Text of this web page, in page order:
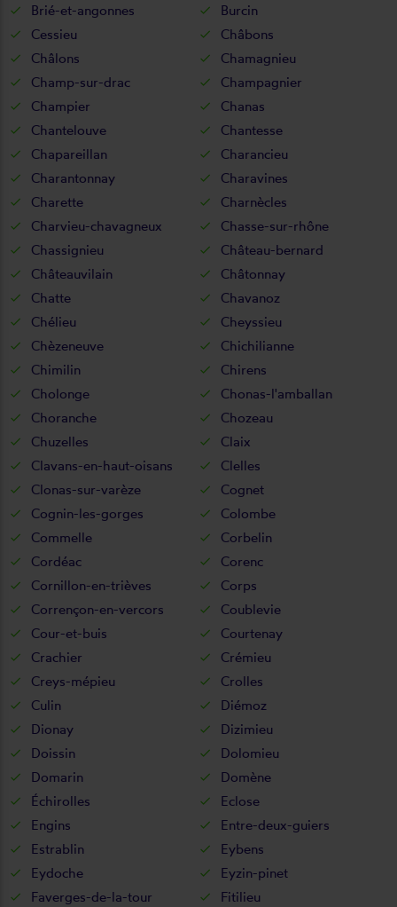
Brié-et-angonnes
Burcin
Cessieu
Châbons
Châlons
Chamagnieu
Champ-sur-drac
Champagnier
Champier
Chanas
Chantelouve
Chantesse
Chapareillan
Charancieu
Charantonnay
Charavines
Charette
Charnècles
Charvieu-chavagneux
Chasse-sur-rhône
Chassignieu
Château-bernard
Châteauvilain
Châtonnay
Chatte
Chavanoz
Chélieu
Cheyssieu
Chèzeneuve
Chichilianne
Chimilin
Chirens
Cholonge
Chonas-l'amballan
Choranche
Chozeau
Chuzelles
Claix
Clavans-en-haut-oisans
Clelles
Clonas-sur-varèze
Cognet
Cognin-les-gorges
Colombe
Commelle
Corbelin
Cordéac
Corenc
Cornillon-en-trièves
Corps
Corrençon-en-vercors
Coublevie
Cour-et-buis
Courtenay
Crachier
Crémieu
Creys-mépieu
Crolles
Culin
Diémoz
Dionay
Dizimieu
Doissin
Dolomieu
Domarin
Domène
Échirolles
Eclose
Engins
Entre-deux-guiers
Estrablin
Eybens
Eydoche
Eyzin-pinet
Faverges-de-la-tour
Fitilieu